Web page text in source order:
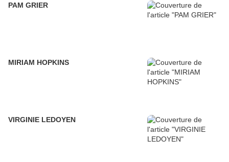
PAM GRIER
MIRIAM HOPKINS
VIRGINIE LEDOYEN